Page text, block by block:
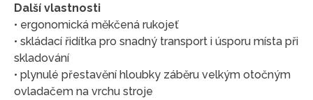
Další vlastnosti
• ergonomická měkčená rukojeť
• skládací řidítka pro snadný transport i úsporu místa při
skladování
• plynulé přestavění hloubky záběru velkým otočným
ovladačem na vrchu stroje